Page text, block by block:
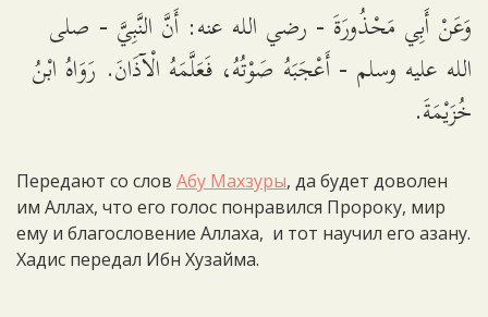
وَعَنْ أَبِي مَحْذُورَةَ - رضي الله عنه: أَنَّ النَّبِيَّ - صلى
الله عليه وسلم - أَعْجَبَهُ صَوْتُهُ، فَعَلَّمَهُ الْآذَانَ. رَوَاهُ ابْنُ
خُزَيْمَةَ.
Передают со слов Абу Махзуры, да будет доволен
им Аллах, что его голос понравился Пророку, мир
ему и благословение Аллаха, и тот научил его азану.
Хадис передал Ибн Хузайма.